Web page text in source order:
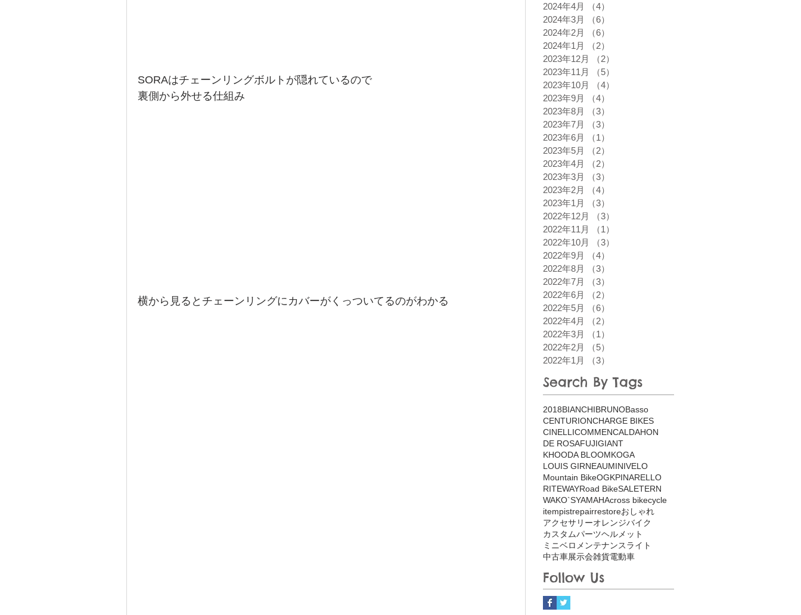
SORAはチェーンリングボルトが隠れているので
裏側から外せる仕組み
横から見るとチェーンリングにカバーがくっついてるのがわかる
2024年4月
（4）
2024年3月
（6）
2024年2月
（6）
2024年1月
（2）
2023年12月
（2）
2023年11月
（5）
2023年10月
（4）
2023年9月
（4）
2023年8月
（3）
2023年7月
（3）
2023年6月
（1）
2023年5月
（2）
2023年4月
（2）
2023年3月
（3）
2023年2月
（4）
2023年1月
（3）
2022年12月
（3）
2022年11月
（1）
2022年10月
（3）
2022年9月
（4）
2022年8月
（3）
2022年7月
（3）
2022年6月
（2）
2022年5月
（6）
2022年4月
（2）
2022年3月
（1）
2022年2月
（5）
2022年1月
（3）
Search By Tags
2018BIANCHIBRUNOBasso
CENTURIONCHARGE BIKES
CINELLICOMMENCAL DAHON
DE ROSAFUJIGIANT
KHOODA BLOOMKOGA
LOUIS GIRNEAUMINIVELO
Mountain BikeOGKPINARELLO
RITEWAYRoad BikeSALETERN
WAKO`SYAMAHAcross bikecycle
itempistrepairrestoreおしゃれ
アクセサリーオレンジバイク
カスタムパーツヘルメット
ミニベロ メンテナンスライト
中古車展示会雑貨電動車
Follow Us